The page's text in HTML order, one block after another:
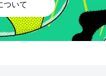
ついて